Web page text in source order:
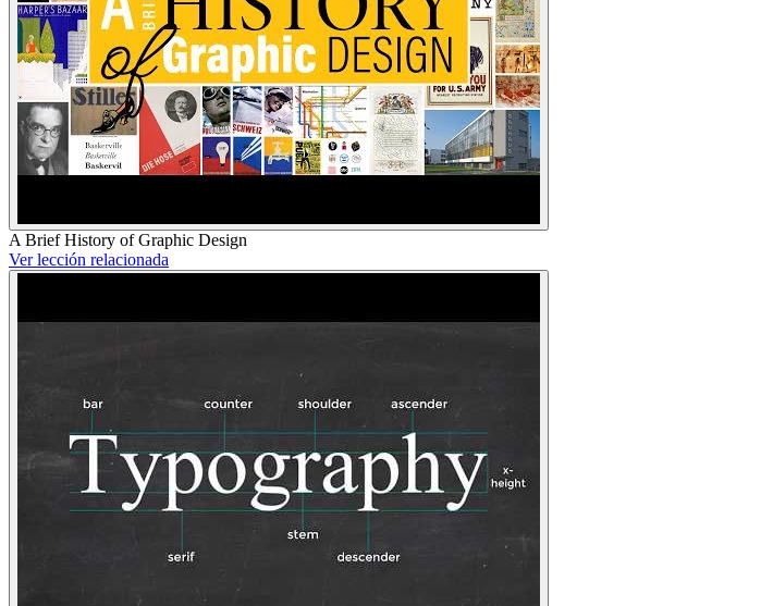
A Brief History of Graphic Design
Ver lección relacionada